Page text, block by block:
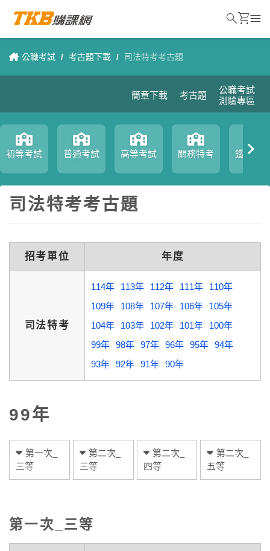
公職考試 / 考古題下載 / 司法特考考古題
簡章下載 考古題
公職考試
測驗專區
初等考試 普通考試 高等考試 關務特考 鐵路特
司法特考考古題
招考單位 年度
司法特考
114年 113年 112年 111年
110年
109年
108年 107年 106年
105年
104年
103年 102年 101年
100年
99年 98年 97年 96年 95年 94年
93年 92年 91年 90年
99年
第一次_
三等
第二次_
三等
第二次_
四等
第二次_
五等
第一次_三等
searchshopping_cartmenu